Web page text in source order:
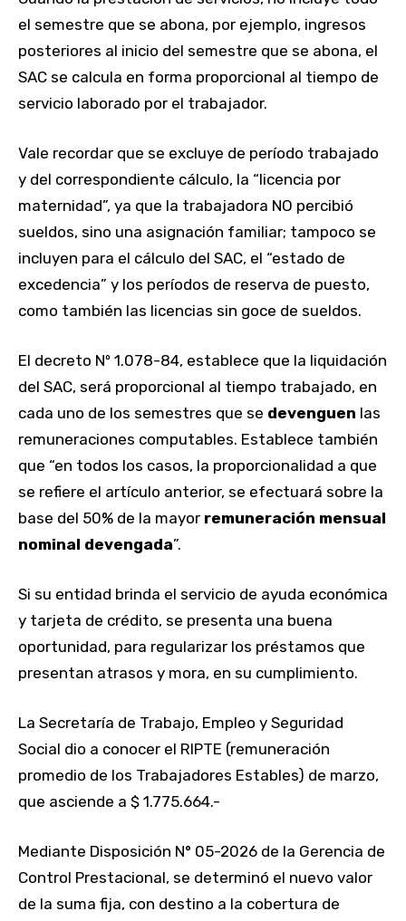
el semestre que se abona, por ejemplo, ingresos
posteriores al inicio del semestre que se abona, el
SAC se calcula en forma proporcional al tiempo de
servicio laborado por el trabajador.
Vale recordar que se excluye de período trabajado
y del correspondiente cálculo, la “licencia por
maternidad”, ya que la trabajadora NO percibió
sueldos, sino una asignación familiar; tampoco se
incluyen para el cálculo del SAC, el “estado de
excedencia” y los períodos de reserva de puesto,
como también las licencias sin goce de sueldos.
El decreto Nº 1.078-84, establece que la liquidación
del SAC, será proporcional al tiempo trabajado, en
cada uno de los semestres que se devenguen las
remuneraciones computables. Establece también
que “en todos los casos, la proporcionalidad a que
se refiere el artículo anterior, se efectuará sobre la
base del 50% de la mayor remuneración mensual
nominal devengada”.
Si su entidad brinda el servicio de ayuda económica
y tarjeta de crédito, se presenta una buena
oportunidad, para regularizar los préstamos que
presentan atrasos y mora, en su cumplimiento.
La Secretaría de Trabajo, Empleo y Seguridad
Social dio a conocer el RIPTE (remuneración
promedio de los Trabajadores Estables) de marzo,
que asciende a $ 1.775.664.-
Mediante Disposición N° 05-2026 de la Gerencia de
Control Prestacional, se determinó el nuevo valor
de la suma fija, con destino a la cobertura de